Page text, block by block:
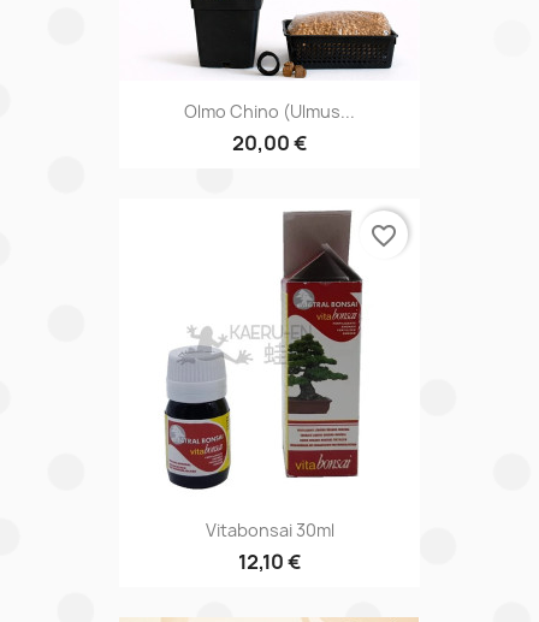
Olmo Chino (ulmus...
20,00 €
Vitabonsai 30ml
12,10 €
favorite_border